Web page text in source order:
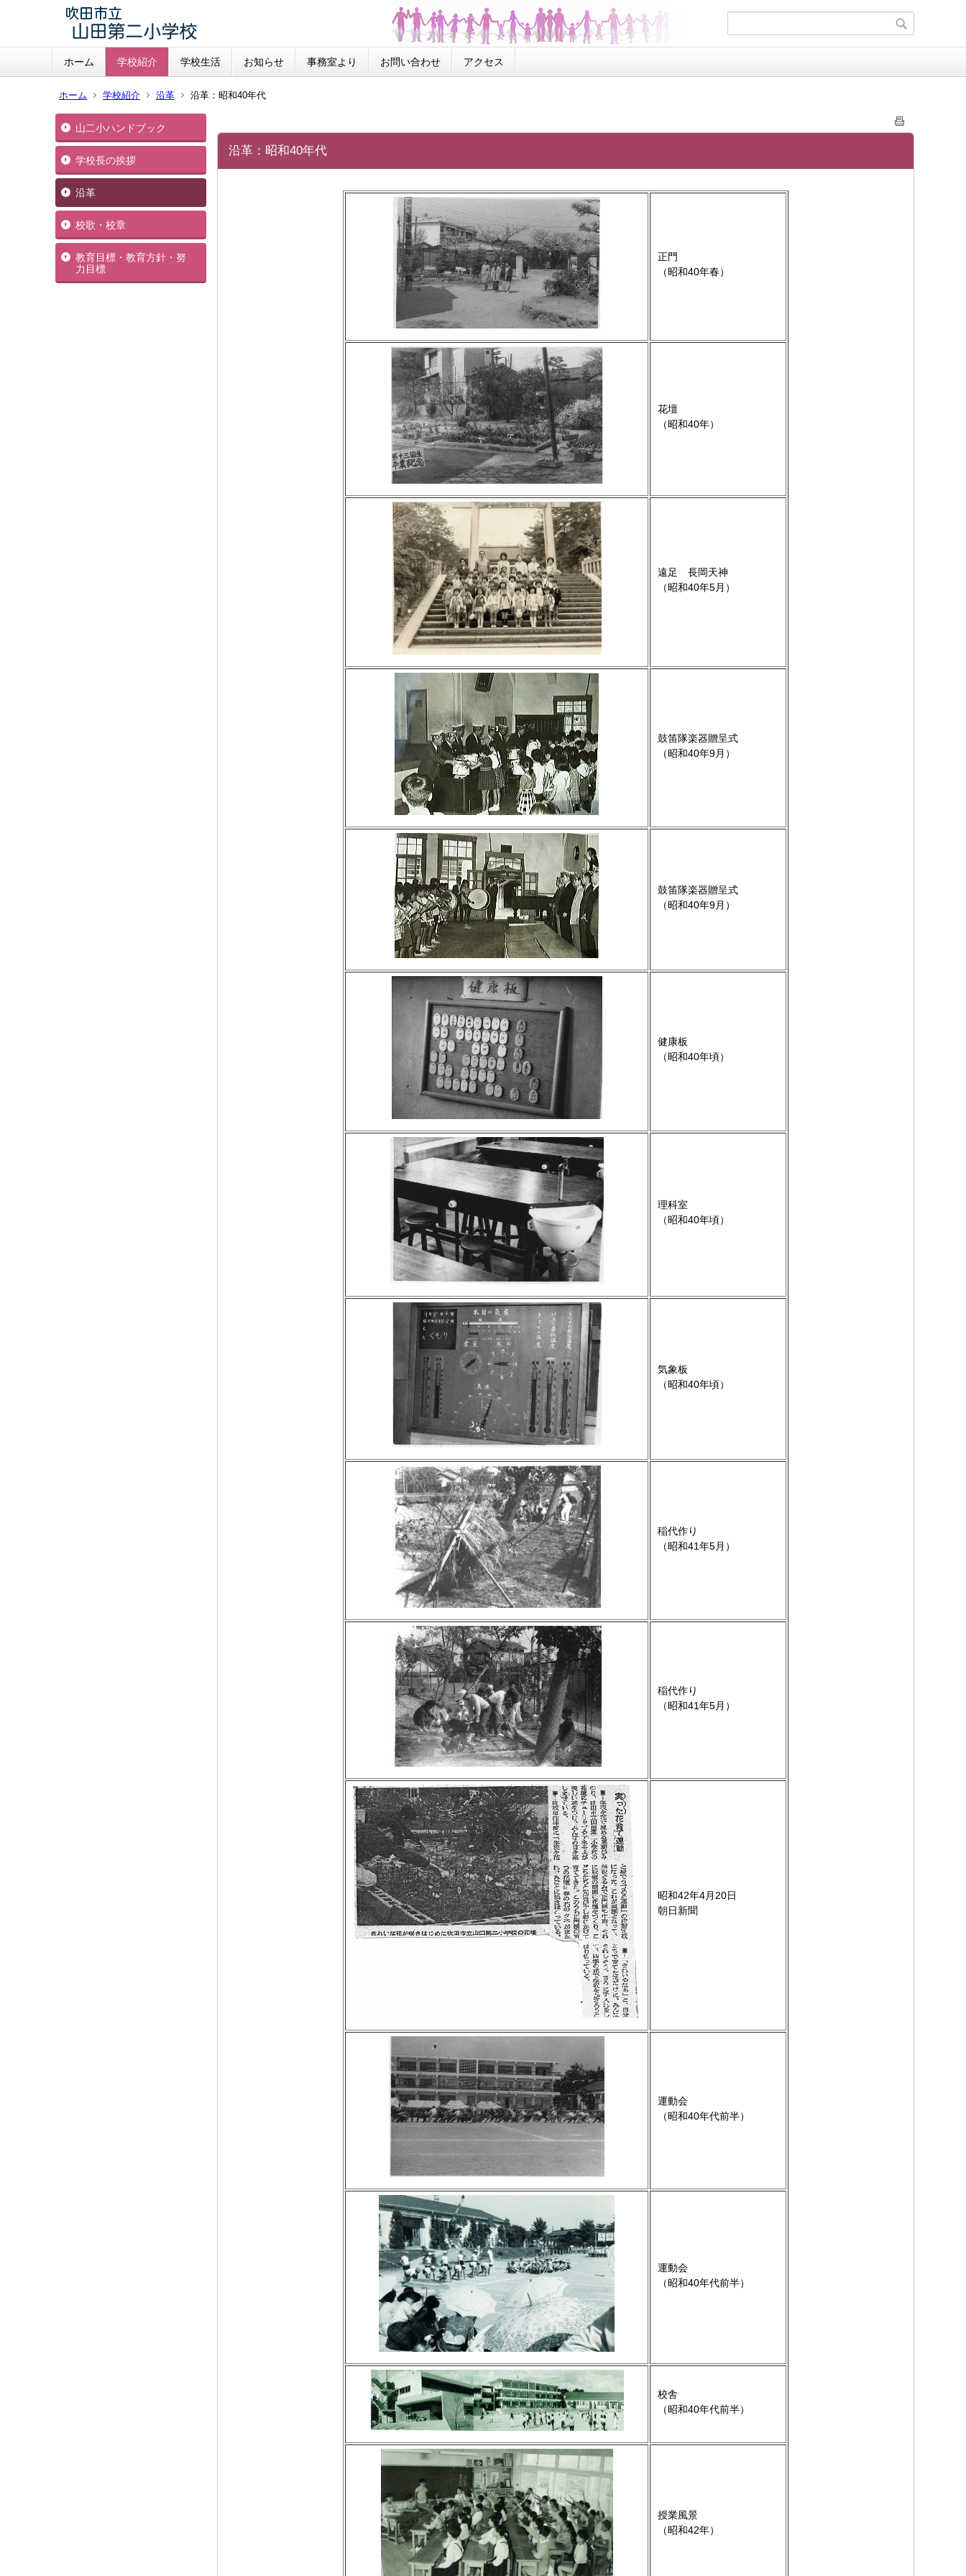
ホーム 学校紹介 学校生活 お知らせ 事務室より お問い合わせ アクセス
ホーム 学校紹介 沿革 沿革：昭和40年代
山二小ハンドブック
学校長の挨拶
沿革
校歌・校章
教育目標・教育方針・努
力目標
沿革：昭和40年代
正門
（昭和40年春）
花壇
（昭和40年）
遠足 長岡天神
（昭和40年5月）
鼓笛隊楽器贈呈式
（昭和40年9月）
鼓笛隊楽器贈呈式
（昭和40年9月）
健康板
（昭和40年頃）
理科室
（昭和40年頃）
気象板
（昭和40年頃）
稲代作り
（昭和41年5月）
稲代作り
（昭和41年5月）
昭和42年4月20日
朝日新聞
運動会
（昭和40年代前半）
運動会
（昭和40年代前半）
校舎
（昭和40年代前半）
授業風景
（昭和42年）